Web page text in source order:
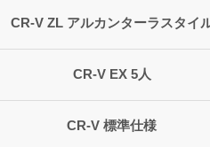
CR-V ZL アルカンターラスタイ
CR-V EX 5人
CR-V 標準仕様